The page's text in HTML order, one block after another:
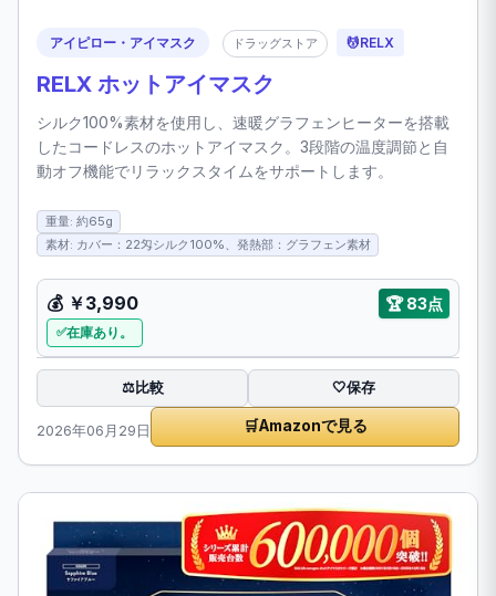
アイピロー・アイマスク ドラッグストア 💆RELX
RELX ホットアイマスク
シルク100%素材を使用し、速暖グラフェンヒーターを搭載
したコードレスのホットアイマスク。3段階の温度調節と自
動オフ機能でリラックスタイムをサポートします。
重量: 約65g
素材: カバー：22匁シルク100%、発熱部：グラフェン素材
💰 ￥3,990 🏆83点
在庫あり。
⚖️比較 🤍保存
2026年06月29日 🛒Amazonで見る